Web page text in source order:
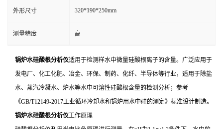
外形尺寸 320*190*250mm
测量精度 高
锅炉水硅酸根分析仪适用于检测样水中微量硅酸根离子的含量。广泛应用于
发电厂、化工化肥、冶金、环保、制药、化纤、半导体等行业，适用于除盐
水、蒸汽冷凝水、炉水等水中可溶性硅酸根含量的检测分析；参考
《GB/T12149-2017工业循环冷却水和锅炉用水中硅的测定》标准设计制造。
锅炉水硅酸根分析仪工作原理